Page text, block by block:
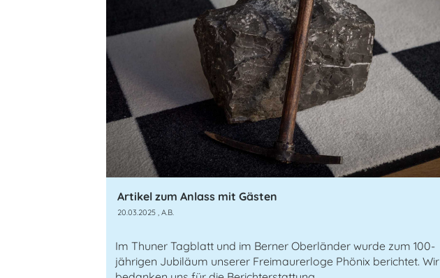
Artikel zum Anlass mit Gästen
20.03.2025 , A.B.
Im Thuner Tagblatt und im Berner Oberländer wurde zum 100-
jährigen Jubiläum unserer Freimaurerloge Phönix berichtet. Wir